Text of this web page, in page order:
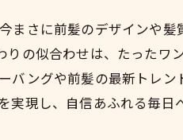
まさに前髪のデザインや髪
の似合わせは、たったワ
バングや前髪の最新トレン
実現し、自信あふれる毎日